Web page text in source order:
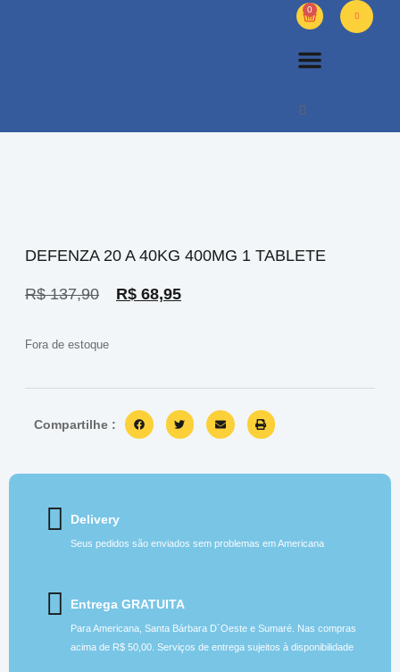
0
DEFENZA 20 A 40KG 400MG 1 TABLETE
R$137,90 R$ 68,95
Fora de estoque
Compartilhe :
Delivery
Seus pedidos são enviados sem problemas em Americana
Entrega GRATUITA
Para Americana, Santa Bárbara D´Oeste e Sumaré. Nas compras
acima de R$ 50,00. Serviços de entrega sujeitos à disponibilidade